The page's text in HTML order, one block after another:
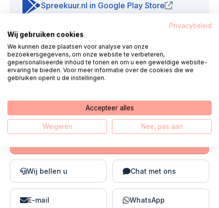
Spreekuur.nl in Google Play Store (opent in
Contact
Hallo, mijn naam is Fred. Mijn collega’s en
voor u klaar.
Wij bellen u Chat met ons
E-mail WhatsApp
Privacybeleid
Wij gebruiken cookies
We kunnen deze plaatsen voor analyse van onze
bezoekersgegevens, om onze website te verbeteren,
gepersonaliseerde inhoud te tonen en om u een geweldige website-
ervaring te bieden. Voor meer informatie over de cookies die we
gebruiken opent u de instellingen.
Accepteer alles
Weigeren Nee, pas aan